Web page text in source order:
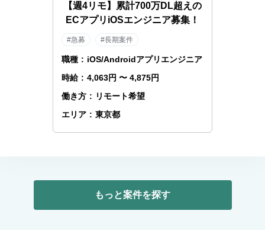
【週4リモ】累計700万DL超えの
ECアプリiOSエンジニア募集！
#急募 #長期案件
職種 : iOS/Androidアプリエンジニア
時給 : 4,063円 〜 4,875円
働き方 : リモート希望
エリア : 東京都
もっと案件を探す